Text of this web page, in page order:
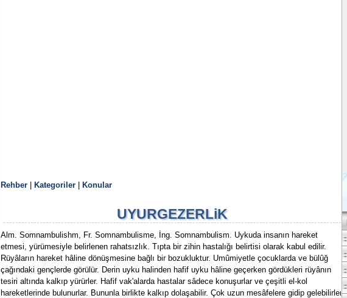
Rehber Kategoriler Konular
UYURGEZERLiK
Alm. Somnambulishm, Fr. Somnambulisme, İng. Somnambulism. Uykuda insanın hareket
etmesi, yürümesiyle belirlenen rahatsızlık. Tıpta bir zihin hastalığı belirtisi olarak kabul edilir.
Rüyâların hareket hâline dönüşmesine bağlı bir bozukluktur. Umûmiyetle çocuklarda ve bülûğ
çağındaki gençlerde görülür. Derin uyku halinden hafif uyku hâline geçerken gördükleri rüyânın
tesiri altında kalkıp yürürler. Hafif vak'alarda hastalar sâdece konuşurlar ve çeşitli el-kol
hareketlerinde bulunurlar. Bununla birlikte kalkıp dolaşabilir. Çok uzun mesâfelere gidip gelebilirler.